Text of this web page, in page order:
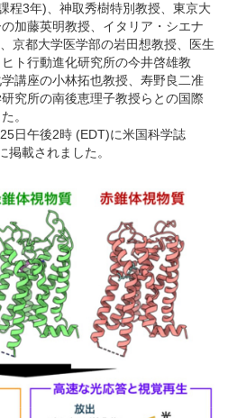
程3年)、神取秀樹特別教授、東京大
加藤英明教授、イタリア・シエナ
京都大学医学部の岩田想教授、医生
ト行動進化研究所の今井啓雄教
講座の小林拓也教授、寿野良二准
究所の南後恵理子教授らとの国際
。
日午後2時 (EDT)に米国科学誌
掲載されました。